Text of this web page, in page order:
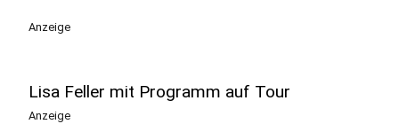
Anzeige
Lisa Feller mit Programm auf Tour
Anzeige